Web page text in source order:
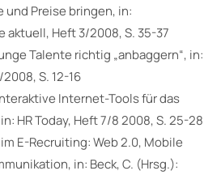
und Preise bringen, in:
Heft 3/2008, S. 35-37
Talente richtig „anbaggern“, in:
S. 12-16
Internet-Tools für das
HR Today, Heft 7/8 2008, S. 25-28
E-Recruiting: Web 2.0, Mobile
in: Beck, C. (Hrsg.):